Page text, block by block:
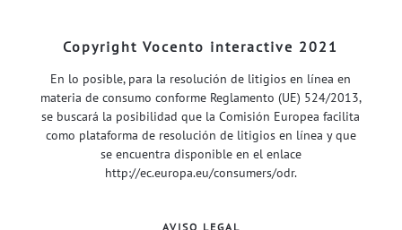
Copyright Vocento interactive 2021
En lo posible, para la resolución de litigios en línea en
materia de consumo conforme Reglamento (UE) 524/2013,
se buscará la posibilidad que la Comisión Europea facilita
como plataforma de resolución de litigios en línea y que
se encuentra disponible en el enlace
http://ec.europa.eu/consumers/odr.
AVISO LEGAL